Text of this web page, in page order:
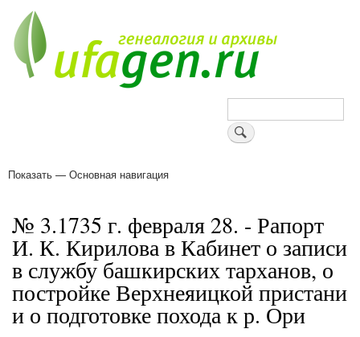
основному
содержанию
Поиск
Основная
Показать — Основная навигация
№ 3.1735 г. февраля 28. - Рапорт
И. К. Кирилова в Кабинет о записи
в службу башкирских тарханов, о
постройке Верхнеяицкой пристани
и о подготовке похода к р. Ори